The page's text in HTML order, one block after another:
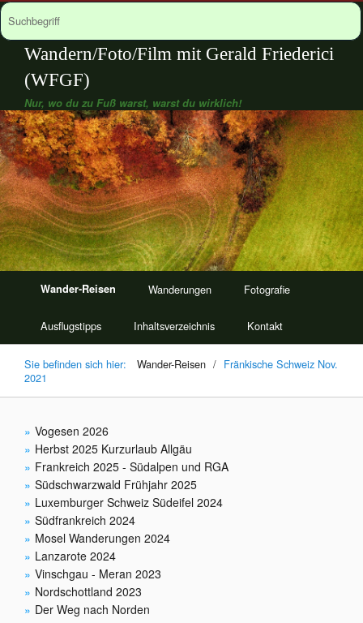
Wandern/Foto/Film mit Gerald Friederici
(WFGF)
Nur, wo du zu Fuß warst, warst du wirklich!
Wander-Reisen Wanderungen Fotografie
Ausflugstipps Inhaltsverzeichnis Kontakt
Sie befinden sich hier: Wander-Reisen / Fränkische Schweiz Nov.
2021
Vogesen 2026
Herbst 2025 Kurzurlaub Allgäu
Frankreich 2025 - Südalpen und RGA
Südschwarzwald Frühjahr 2025
Luxemburger Schweiz Südeifel 2024
Südfrankreich 2024
Mosel Wanderungen 2024
Lanzarote 2024
Vinschgau - Meran 2023
Nordschottland 2023
Der Weg nach Norden